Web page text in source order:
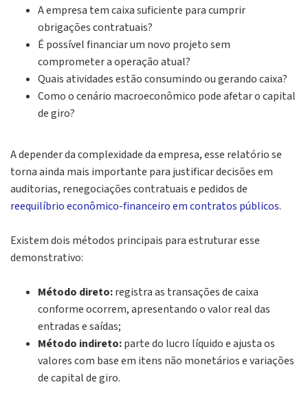
A empresa tem caixa suficiente para cumprir
obrigações contratuais?
É possível financiar um novo projeto sem
comprometer a operação atual?
Quais atividades estão consumindo ou gerando caixa?
Como o cenário macroeconômico pode afetar o capital
de giro?
A depender da complexidade da empresa, esse relatório se
torna ainda mais importante para justificar decisões em
auditorias, renegociações contratuais e pedidos de
reequilíbrio econômico-financeiro em contratos públicos.
Existem dois métodos principais para estruturar esse
demonstrativo:
Método direto:registra as transações de caixa
conforme ocorrem, apresentando o valor real das
entradas e saídas;
Método indireto:parte do lucro líquido e ajusta os
valores com base em itens não monetários e variações
de capital de giro.